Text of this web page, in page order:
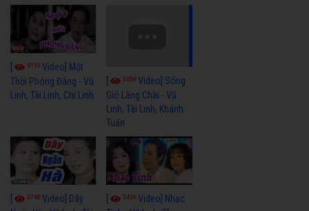
4110 Video] Một
Thời Phóng Đãng - Vũ
Linh, Tài Linh, Chí Linh
3658Video] Sóng
Gió Làng Chài - Vũ
Linh, Tài Linh, Khánh
Tuấn
3768 Video] Dãy
3439Video] Nhạc